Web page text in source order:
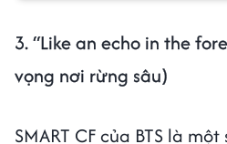
3. “Like an echo in the
vọng nơi rừng sâu)
SMART CF của BTS là